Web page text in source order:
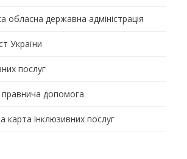
обласна державна адміністрація
України
послуг
допомога
карта інклюзивних послуг